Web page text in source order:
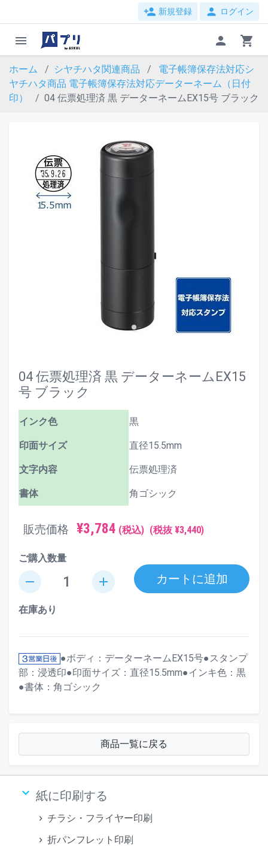
person_add 新規登録 person ログイン
menu person shopping_cart
ホーム シヤチハタ関連商品
電子帳簿保存法対応シ
ヤチハタ商品 電子帳簿保存法対応データーネーム（日付
印）
04 伝票処理済 黒 データーネームEX15号 ブラック
04 伝票処理済 黒 データーネームEX15
号 ブラック
インク色 黒
印面サイズ 直径15.5mm
文字内容 伝票処理済
書体 角ゴシック
販売価格 ¥3,784 (税込) (税抜 ¥3,440)
ご購入数量
remove add カートに追加
在庫あり
●ボディ：データーネームEX15号●スタンプ
部：浸透印●印面サイズ：直径15.5mm●インキ色：黒
●書体：角ゴシック
商品一覧に戻る
keyboard_arrow_down 紙に印刷する
チラシ・フライヤー印刷
折パンフレット印刷